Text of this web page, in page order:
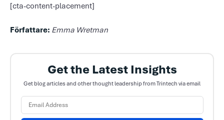
[cta-content-placement]
Författare: Emma Wretman
Get the Latest Insights
Get blog articles and other thought leadership from Trintech via email